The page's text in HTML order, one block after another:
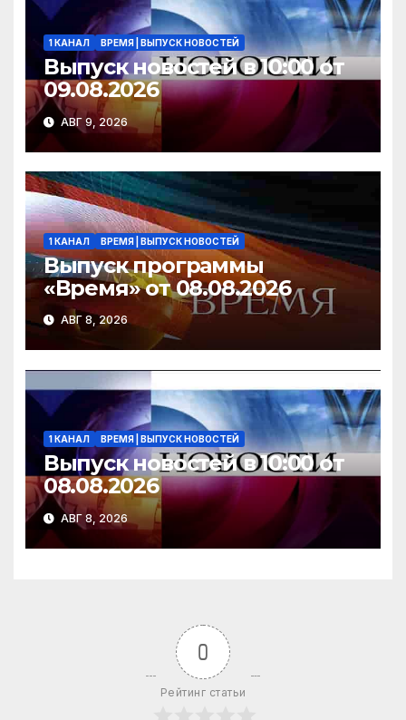
1 КАНАЛ ВРЕМЯ | ВЫПУСК НОВОСТЕЙ
Выпуск новостей в 10:00 от
09.08.2026
АВГ 9, 2026
1 КАНАЛ ВРЕМЯ | ВЫПУСК НОВОСТЕЙ
Выпуск программы
«Время» от 08.08.2026
АВГ 8, 2026
1 КАНАЛ ВРЕМЯ | ВЫПУСК НОВОСТЕЙ
Выпуск новостей в 10:00 от
08.08.2026
АВГ 8, 2026
0
Рейтинг статьи